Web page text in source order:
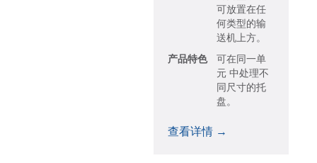
可放置在任
何类型的输
送机上方。
产品特色
可在同一单
元 中处理不
同尺寸的托
盘。
查看详情 →